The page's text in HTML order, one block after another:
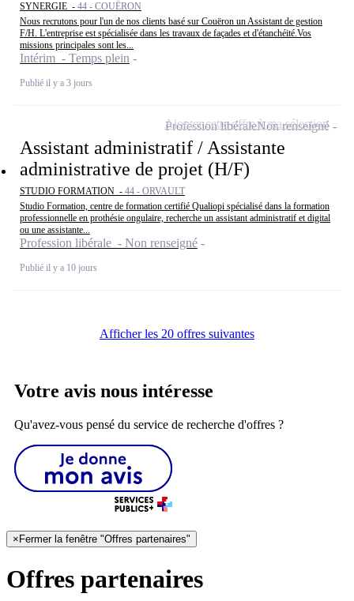
SYNERGIE - 44 - COUËRON
Nous recrutons pour l'un de nos clients basé sur Couëron un Assistant de gestion
F/H. L'entreprise est spécialisée dans les travaux de façades et d'étanchéité.Vos
missions principales sont les...
Intérim - Temps plein
Publié il y a 3 jours
Assistant administratif / Assistante
administrative de projet (H/F)
STUDIO FORMATION - 44 - ORVAULT
Studio Formation, centre de formation certifié Qualiopi spécialisé dans la formation
professionnelle en prothésie ongulaire, recherche un assistant administratif et digital
ou une assistante...
Profession libérale - Non renseigné
Publié il y a 10 jours
Profession libéraleNon renseigné
Ajouter cette offre à ma sélection
Afficher les 20 offres suivantes
Votre avis nous intéresse
Qu'avez-vous pensé du service de recherche d'offres ?
× Fermer la fenêtre "Offres partenaires"
Offres partenaires